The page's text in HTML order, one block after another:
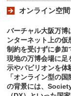
オンライン空
バーチャル大阪万博
ンターネット上の
制約を受けずに参加
現地の万博会場に足
示やパビリオンを体
「オンライン型の
の背景には、